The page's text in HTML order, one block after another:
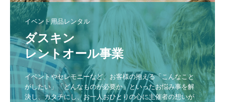
イベント用品レンタル
ダスキン
レントオール事業
イベントやセレモニーなど、お客様の抱える「こんなこと
がしたい」「どんなものが必要か」といったお悩み事を解
決し、カタチにし、お一人おひとりの心に主催者の想いが